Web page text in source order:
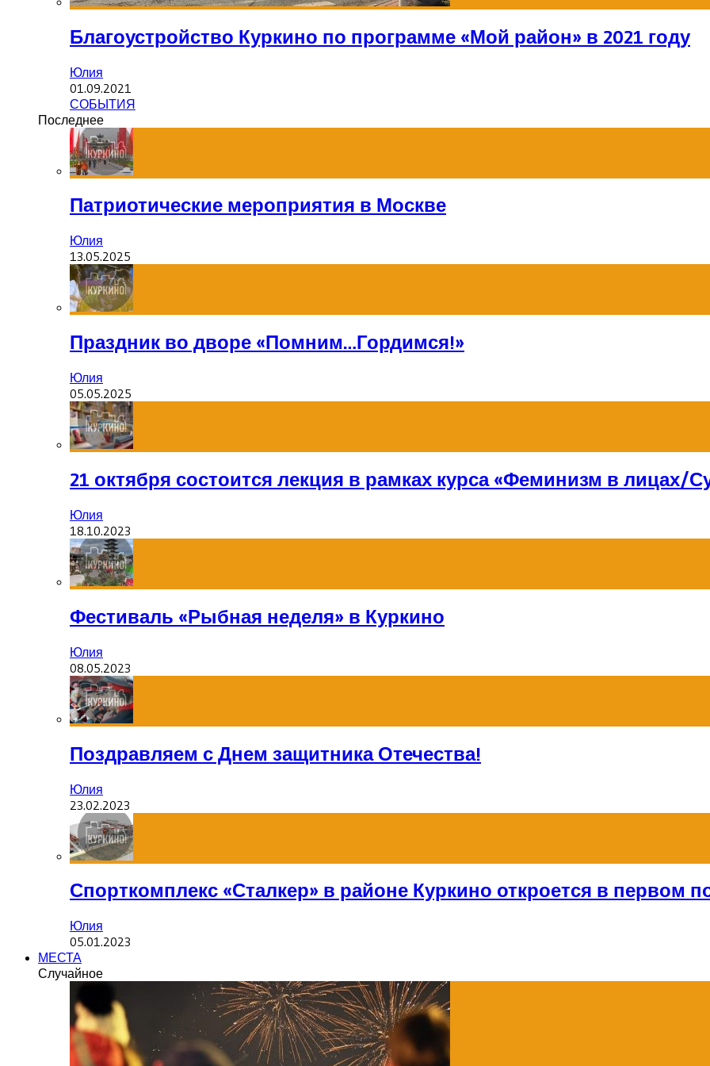
Благоустройство Куркино по программе «Мой район» в 2021 году
Юлия
01.09.2021
СОБЫТИЯ
Последнее
Патриотические мероприятия в Москве
Юлия
13.05.2025
Праздник во дворе «Помним…Гордимся!»
Юлия
05.05.2025
21 октября состоится лекция в рамках курса «Феминизм в лицах/
Юлия
18.10.2023
Фестиваль «Рыбная неделя» в Куркино
Юлия
08.05.2023
Поздравляем с Днем защитника Отечества!
Юлия
23.02.2023
Спорткомплекс «Сталкер» в районе Куркино откроется в первом
Юлия
05.01.2023
МЕСТА
Случайное